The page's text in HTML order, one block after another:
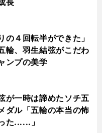
長
の４回転半ができた」
輪、羽生結弦がこだわ
ンプの美学
が一時は諦めたソチ五
ダル「五輪の本当の怖
た......」